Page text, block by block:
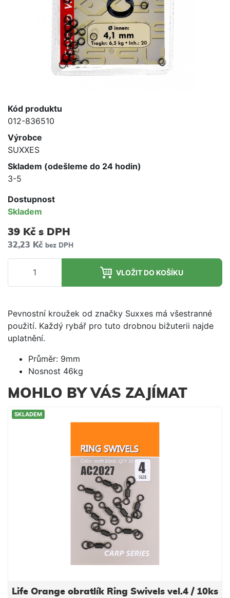
Kód produktu
012-836510
Výrobce
SUXXES
Skladem (odešleme do 24 hodin)
3-5
Dostupnost
Skladem
39 Kč s DPH
32,23 Kč bez DPH
VLOŽIT DO KOŠÍKU
Pevnostní kroužek od značky Suxxes má všestranné
použití. Každý rybář pro tuto drobnou bižuterii najde
uplatnění.
Průměr: 9mm
Nosnost 46kg
MOHLO BY VÁS ZAJÍMAT
SKLADEM
Life Orange obratlík Ring Swivels vel.4 / 10ks